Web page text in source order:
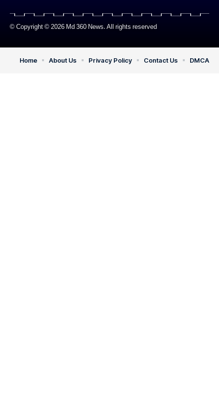
© Copyright © 2026 Md 360 News. All rights reserved
Home About Us Privacy Policy Contact Us DMCA